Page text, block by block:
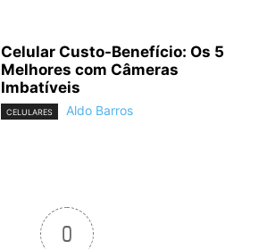
Celular Custo-Benefício: Os 5
Melhores com Câmeras
Imbatíveis
CELULARES Aldo Barros
0